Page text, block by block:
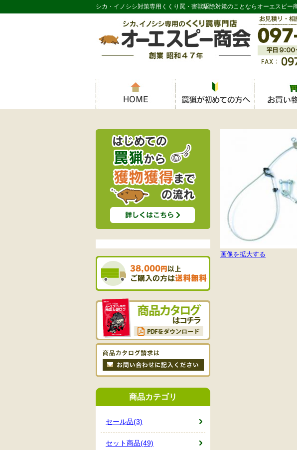
シカ・イノシシ対策専用くくり罠・害獣駆除対策のことならオーエスピー
画像を拡大する
商品カテゴリ
セール品(3)
セット商品(49)